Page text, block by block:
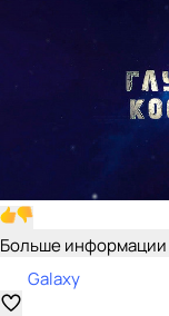
Больше информации
Galaxy